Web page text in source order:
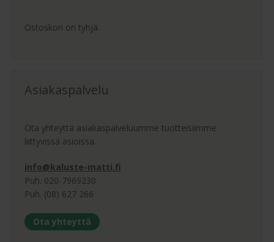
Ostoskori on tyhjä.
Asiakaspalvelu
Ota yhteyttä asiakaspalveluumme tuotteisiimme
liittyvissä asioissa.
info@kaluste-matti.fi
Puh. 020-7969230
Puh. (08) 627 266
Ota yhteyttä